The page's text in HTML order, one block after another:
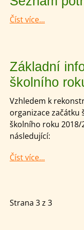
Číst více...
Základní
školního
Vzhledem k
organizace
školního roku 2018/
následující:
Číst více...
Strana 3 z 3